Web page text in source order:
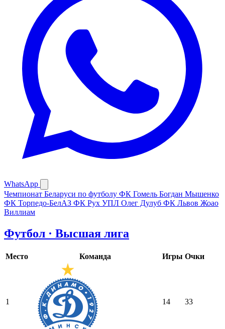
WhatsApp
Чемпионат Беларуси по футболу ФК Гомель Богдан Мышенко
ФК Торпедо-БелАЗ ФК Рух УПЛ Олег Дулуб ФК Львов Жоао
Виллиам
Футбол · Высшая лига
Место Команда Игры Очки
1 14 33